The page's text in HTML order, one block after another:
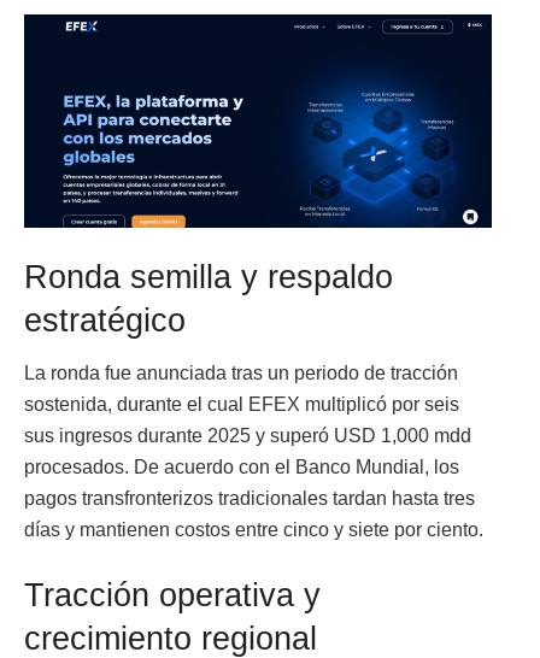
Ronda semilla y respaldo
estratégico
La ronda fue anunciada tras un periodo de tracción
sostenida, durante el cual EFEX multiplicó por seis
sus ingresos durante 2025 y superó USD 1,000 mdd
procesados. De acuerdo con el Banco Mundial, los
pagos transfronterizos tradicionales tardan hasta tres
días y mantienen costos entre cinco y siete por ciento.
Tracción operativa y
crecimiento regional